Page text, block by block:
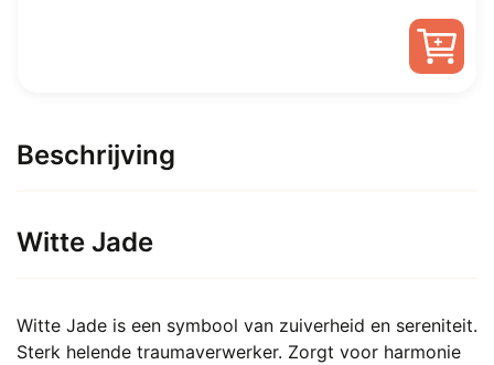
Beschrijving
Witte Jade
Witte Jade is een symbool van zuiverheid en sereniteit.
Sterk helende traumaverwerker. Zorgt voor harmonie